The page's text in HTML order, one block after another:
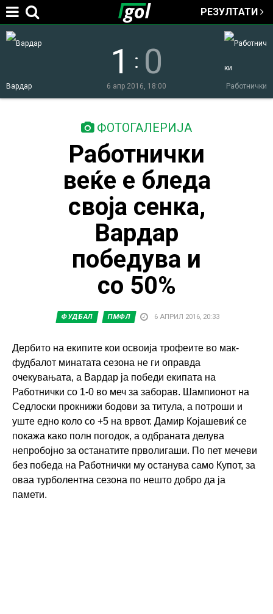
РЕЗУЛТАТИ
Вардар Работнички
1 : 0
6 апр 2016, 18:00
ФОТОГАЛЕРИЈА
Работнички
веќе е бледа
своја сенка,
Вардар
победува и
со 50%
ФУДБАЛ ПМФЛ 6 АПРИЛ 2016, 20:33
Дербито на екипите кои освоија трофеите во мак-
фудбалот минатата сезона не ги оправда
очекувањата, а Вардар ја победи екипата на
Работнички со 1-0 во меч за заборав. Шампионот на
Седлоски прокнижи бодови за титула, а потроши и
уште едно коло со +5 на врвот. Дамир Којашевиќ се
покажа како полн погодок, а одбраната делува
непробојно за останатите прволигаши. По пет мечеви
без победа на Работнички му останува само Купот, за
оваа турболентна сезона по нешто добро да ја
памети.